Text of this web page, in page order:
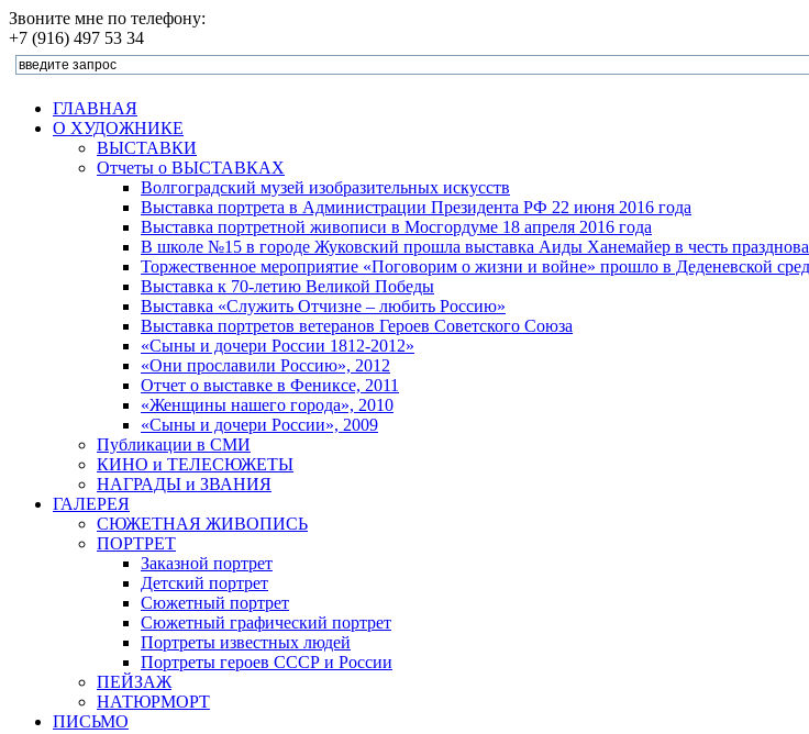
Звоните мне по телефону:
+7 (916) 497 53 34
ГЛАВНАЯ
О ХУДОЖНИКЕ
ВЫСТАВКИ
Отчеты о ВЫСТАВКАХ
Волгоградский музей изобразительных искусств
Выставка портрета в Администрации Президента РФ 22 июня 2016 года
Выставка портретной живописи в Мосгордуме 18 апреля 2016 года
В школе №15 в городе Жуковский прошла выставка Аиды Ханемайер в честь
Торжественное мероприятие «Поговорим о жизни и войне» прошло в Деденевской
Выставка к 70-летию Великой Победы
Выставка «Служить Отчизне – любить Россию»
Выставка портретов ветеранов Героев Советского Союза
«Сыны и дочери России 1812-2012»
«Они прославили Россию», 2012
Отчет о выставке в Фениксе, 2011
«Женщины нашего города», 2010
«Сыны и дочери России», 2009
Публикации в СМИ
КИНО и ТЕЛЕСЮЖЕТЫ
НАГРАДЫ и ЗВАНИЯ
ГАЛЕРЕЯ
СЮЖЕТНАЯ ЖИВОПИСЬ
ПОРТРЕТ
Заказной портрет
Детский портрет
Сюжетный портрет
Сюжетный графический портрет
Портреты известных людей
Портреты героев СССР и России
ПЕЙЗАЖ
НАТЮРМОРТ
ПИСЬМО